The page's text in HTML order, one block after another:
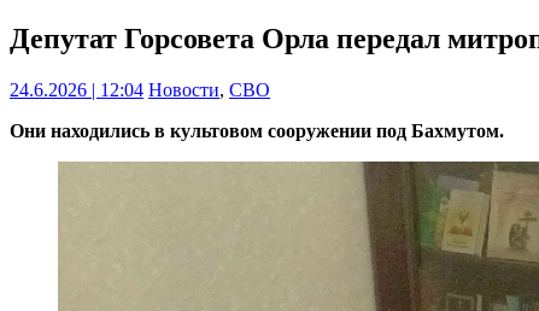
Депутат Горсовета Орла передал
24.6.2026 | 12:04 Новости, СВО
Они находились в культовом сооружении под Бахмутом.